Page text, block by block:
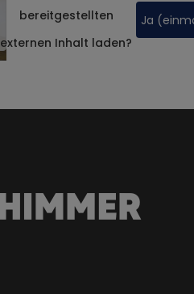
bereitgestellten
externen Inhalt laden?
Ja